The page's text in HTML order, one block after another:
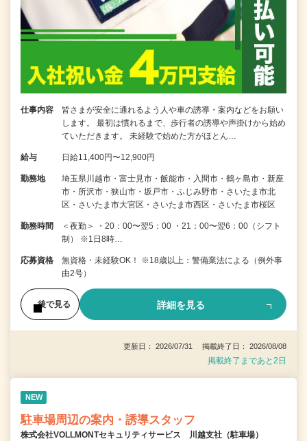
仕事内容
皆さまが安全に通れるよう人や車の誘導・案内などをお願い
します。 最初は慣れるまで、歩行者の誘導や声掛けから始め
ていただきます。 未経験で始めた方がほとん…
給与 日給11,400円〜12,900円
勤務地
埼玉県川越市・富士見市・飯能市・入間市・鶴ヶ島市・新座
市・所沢市・狭山市・坂戸市・ふじみ野市・さいたま市北
区・さいたま市大宮区・さいたま市西区・さいたま市桜区
勤務時間
＜夜勤＞ ・20：00〜翌5：00 ・21：00〜翌6：00（シフト
制） ※1日8時…
応募資格
無資格・未経験OK！ ※18歳以上：警備業法による（例外事
由2号）
後で見る 詳細を見る
更新日： 2026/07/31 掲載終了日： 2026/08/08
掲載終了まであと2日
NEW
駐車場周辺の案内・誘導スタッフ
株式会社VOLLMONTセキュリティサービス 川越支社（駐車場）